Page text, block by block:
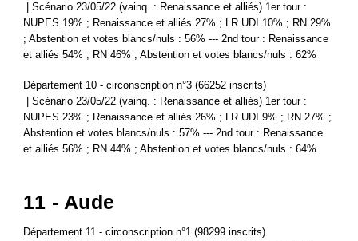
| Scénario 23/05/22 (vainq. : Renaissance et alliés) 1er tour :
NUPES 19% ; Renaissance et alliés 27% ; LR UDI 10% ; RN 29%
; Abstention et votes blancs/nuls : 56% --- 2nd tour : Renaissance
et alliés 54% ; RN 46% ; Abstention et votes blancs/nuls : 62%
Département 10 - circonscription n°3 (66252 inscrits)
| Scénario 23/05/22 (vainq. : Renaissance et alliés) 1er tour :
NUPES 23% ; Renaissance et alliés 26% ; LR UDI 9% ; RN 27% ;
Abstention et votes blancs/nuls : 57% --- 2nd tour : Renaissance
et alliés 56% ; RN 44% ; Abstention et votes blancs/nuls : 64%
11 - Aude
Département 11 - circonscription n°1 (98299 inscrits)